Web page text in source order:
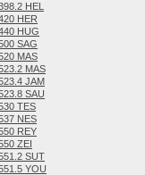
HEL
HER
HUG
SAG
MAS
MAS
JAM
SAU
TES
NES
REY
ZEI
SUT
YOU